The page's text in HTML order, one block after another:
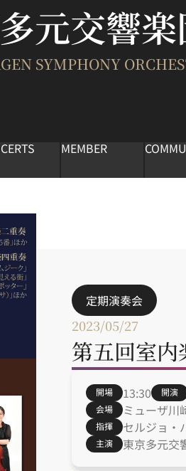
元交響
SYMPHONY
MEMBER
定期演奏会
2023/05/27
第五回室
開場 13:30 開演
会場 ミューザ川
指揮 セルジョ・
主演
東京多元交